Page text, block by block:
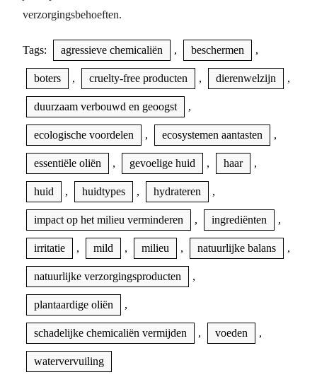
verzorgingsbehoeften.
Tags: agressieve chemicaliën , beschermen ,
boters , cruelty-free producten , dierenwelzijn ,
duurzaam verbouwd en geoogst ,
ecologische voordelen , ecosystemen aantasten ,
essentiële oliën , gevoelige huid , haar ,
huid , huidtypes , hydrateren ,
impact op het milieu verminderen , ingrediënten ,
irritatie , mild , milieu , natuurlijke balans ,
natuurlijke verzorgingsproducten ,
plantaardige oliën ,
schadelijke chemicaliën vermijden , voeden ,
watervervuiling